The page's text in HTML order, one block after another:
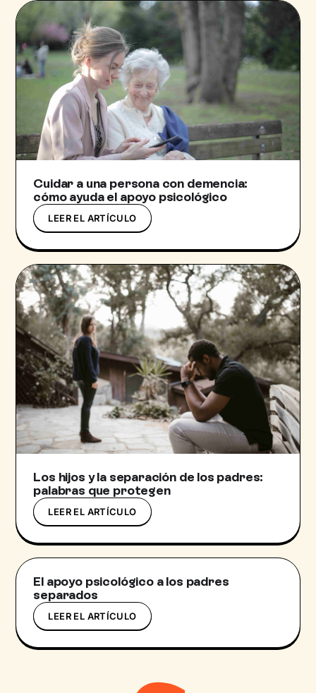
Cuidar a una persona con demencia:
cómo ayuda el apoyo psicológico
LEER EL ARTÍCULO
Los hijos y la separación de los padres:
palabras que protegen
LEER EL ARTÍCULO
El apoyo psicológico a los padres
separados
LEER EL ARTÍCULO